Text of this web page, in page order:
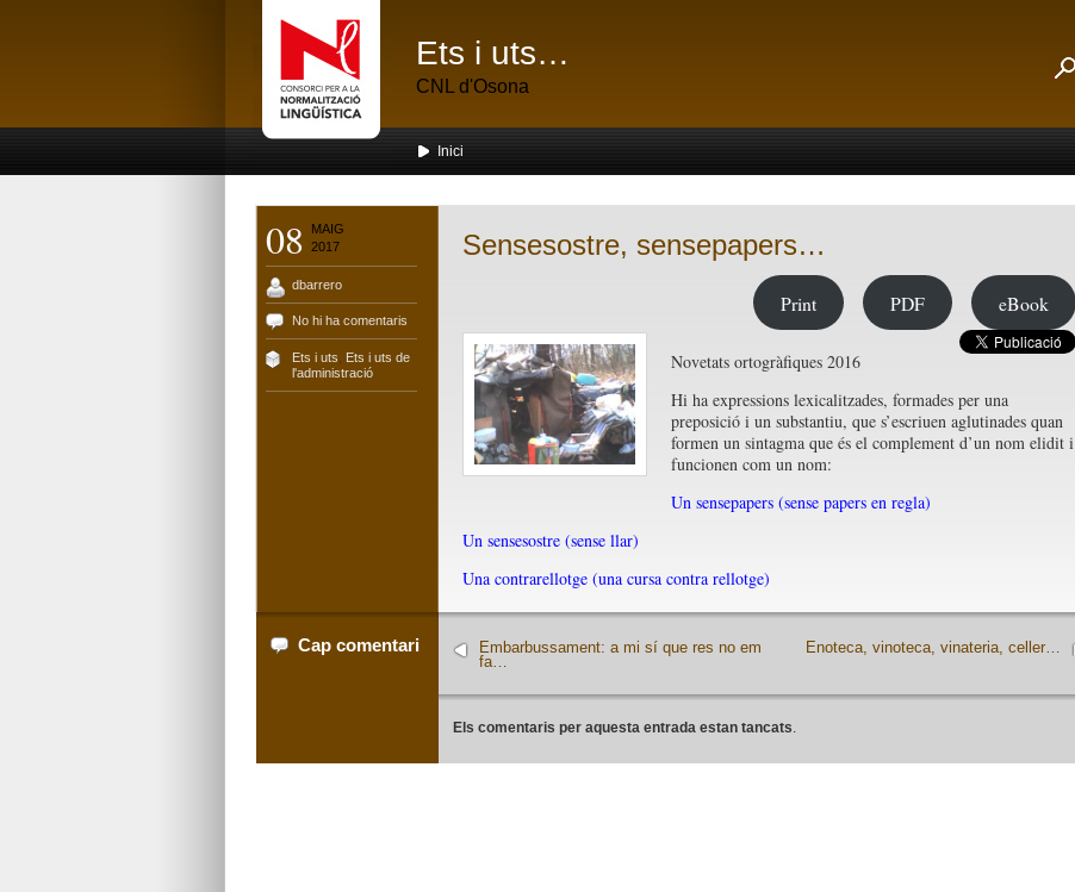
Ets i uts…
CNL d'Osona
Inici
08
MAIG
2017
dbarrero
No hi ha comentaris
Ets i uts
Ets i uts de
l'administració
Sensesostre, sensepapers…
Print PDF eBook
Novetats ortogràfiques 2016
Hi ha expressions lexicalitzades, formades per una
preposició i un substantiu, que s’escriuen aglutinades quan
formen un sintagma que és el complement d’un nom elidit i
funcionen com un nom:
Un sensepapers (sense papers en regla)
Un sensesostre (sense llar)
Una contrarellotge (una cursa contra rellotge)
Cap comentari Enoteca, vinoteca, vinateria, celler…
Embarbussament: a mi sí que res no em
fa…
Els comentaris per aquesta entrada estan tancats.